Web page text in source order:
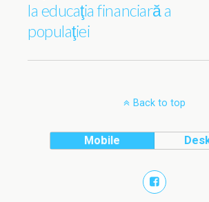
la educaţia financiară a
populaţiei
Back to top
Mobile